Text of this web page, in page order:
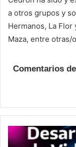
a otros grupos y
Hermanos, La Flor
Maza, entre otras/
Comentarios